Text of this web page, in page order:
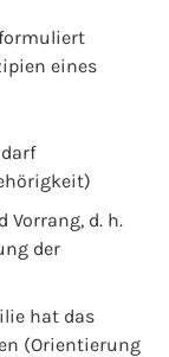
eines
Vorrang, d. h.
der
hat das
(Orientierung